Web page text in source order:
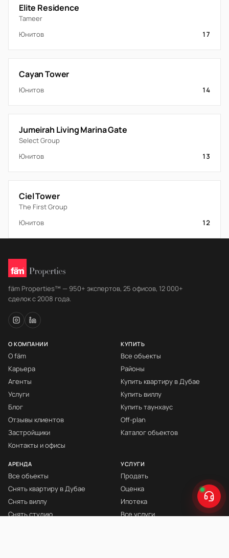
Elite Residence
Tameer
Юнитов
17
Cayan Tower
Юнитов 14
Jumeirah Living Marina Gate
Select Group
Юнитов
13
Ciel Tower
The First Group
Юнитов
12
fäm Properties™ — 950+ экспертов, 25 офисов, 12 000+
сделок с 2008 года.
О КОМПАНИИ
О fäm
Карьера
Агенты
Услуги
Блог
Отзывы клиентов
Застройщики
Контакты и офисы
КУПИТЬ
Все объекты
Районы
Купить квартиру в Дубае
Купить виллу
Купить таунхаус
Off-plan
Каталог объектов
АРЕНДА
Все объекты
Снять квартиру в Дубае
Снять виллу
Снять студию
УСЛУГИ
Продать
Оценка
Ипотека
Все услуги